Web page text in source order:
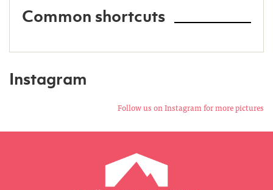
Common shortcuts
Instagram
Follow us on Instagram for more pictures